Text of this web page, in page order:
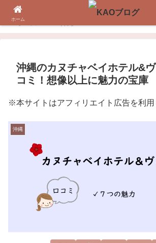
ホーム
沖縄のカヌチャベイホテル&
コミ！想像以上に魅力の宝庫
※本サイトはアフィリエイト広告を利用
沖縄
ホーム